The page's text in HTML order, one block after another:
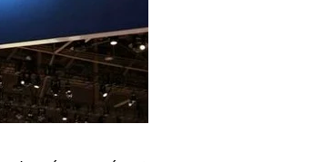
Promotion Orange Maroc: Recharge x25 +
Nouveau! Orange Maroc multiplie les recharges
de ses clients mobiles en prépayé par 25 et ce,
pour toute recharge de 30 Dh ou plus. De plus,
Orange offre, suite à n'importe quelle recharge,